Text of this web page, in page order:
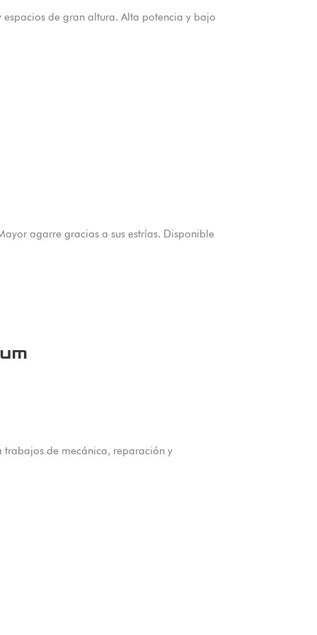
de gran altura. Alta potencia y bajo
agarre gracias a sus estrías. Disponible
de mecánica, reparación y